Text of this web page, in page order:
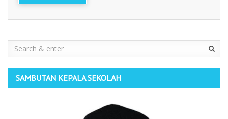
SAMBUTAN KEPALA SEKOLAH